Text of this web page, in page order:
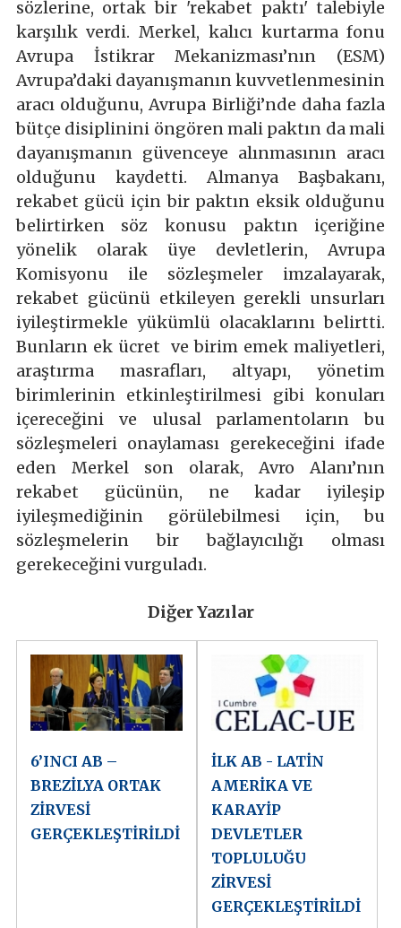
sözlerine, ortak bir 'rekabet paktı' talebiyle
karşılık verdi. Merkel, kalıcı kurtarma fonu
Avrupa İstikrar Mekanizması’nın (ESM)
Avrupa’daki dayanışmanın kuvvetlenmesinin
aracı olduğunu, Avrupa Birliği’nde daha fazla
bütçe disiplinini öngören mali paktın da mali
dayanışmanın güvenceye alınmasının aracı
olduğunu kaydetti. Almanya Başbakanı,
rekabet gücü için bir paktın eksik olduğunu
belirtirken söz konusu paktın içeriğine
yönelik olarak üye devletlerin, Avrupa
Komisyonu ile sözleşmeler imzalayarak,
rekabet gücünü etkileyen gerekli unsurları
iyileştirmekle yükümlü olacaklarını belirtti.
Bunların ek ücret ve birim emek maliyetleri,
araştırma masrafları, altyapı, yönetim
birimlerinin etkinleştirilmesi gibi konuları
içereceğini ve ulusal parlamentoların bu
sözleşmeleri onaylaması gerekeceğini ifade
eden Merkel son olarak, Avro Alanı’nın
rekabet gücünün, ne kadar iyileşip
iyileşmediğinin görülebilmesi için, bu
sözleşmelerin bir bağlayıcılığı olması
gerekeceğini vurguladı.
Diğer Yazılar
6’INCI AB –
BREZİLYA ORTAK
ZİRVESİ
GERÇEKLEŞTİRİLDİ
İLK AB - LATİN
AMERİKA VE
KARAYİP
DEVLETLER
TOPLULUĞU
ZİRVESİ
GERÇEKLEŞTİRİLDİ